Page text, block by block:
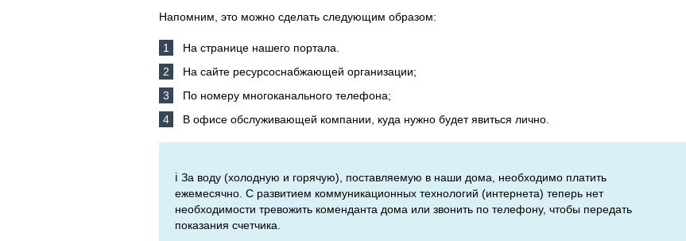
Напомним, это можно сделать следующим образом:
На странице нашего портала.
На сайте ресурсоснабжающей организации;
По номеру многоканального телефона;
В офисе обслуживающей компании, куда нужно будет явиться лично.
ℹ️ За воду (холодную и горячую), поставляемую в наши дома, необходимо платить
ежемесячно. С развитием коммуникационных технологий (интернета) теперь нет
необходимости тревожить коменданта дома или звонить по телефону, чтобы передать
показания счетчика.